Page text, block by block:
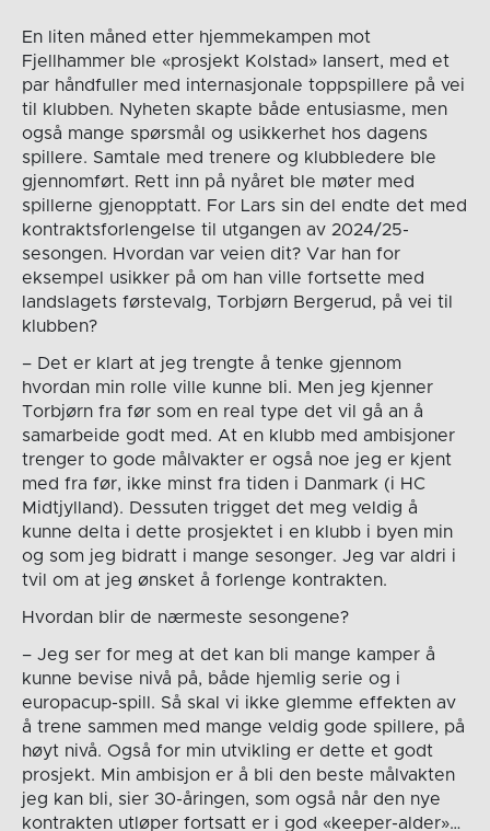
En liten måned etter hjemmekampen mot
Fjellhammer ble «prosjekt Kolstad» lansert, med et
par håndfuller med internasjonale toppspillere på vei
til klubben. Nyheten skapte både entusiasme, men
også mange spørsmål og usikkerhet hos dagens
spillere. Samtale med trenere og klubbledere ble
gjennomført. Rett inn på nyåret ble møter med
spillerne gjenopptatt. For Lars sin del endte det med
kontraktsforlengelse til utgangen av 2024/25-
sesongen. Hvordan var veien dit? Var han for
eksempel usikker på om han ville fortsette med
landslagets førstevalg, Torbjørn Bergerud, på vei til
klubben?
– Det er klart at jeg trengte å tenke gjennom
hvordan min rolle ville kunne bli. Men jeg kjenner
Torbjørn fra før som en real type det vil gå an å
samarbeide godt med. At en klubb med ambisjoner
trenger to gode målvakter er også noe jeg er kjent
med fra før, ikke minst fra tiden i Danmark (i HC
Midtjylland). Dessuten trigget det meg veldig å
kunne delta i dette prosjektet i en klubb i byen min
og som jeg bidratt i mange sesonger. Jeg var aldri i
tvil om at jeg ønsket å forlenge kontrakten.
Hvordan blir de nærmeste sesongene?
– Jeg ser for meg at det kan bli mange kamper å
kunne bevise nivå på, både hjemlig serie og i
europacup-spill. Så skal vi ikke glemme effekten av
å trene sammen med mange veldig gode spillere, på
høyt nivå. Også for min utvikling er dette et godt
prosjekt. Min ambisjon er å bli den beste målvakten
jeg kan bli, sier 30-åringen, som også når den nye
kontrakten utløper fortsatt er i god «keeper-alder»…